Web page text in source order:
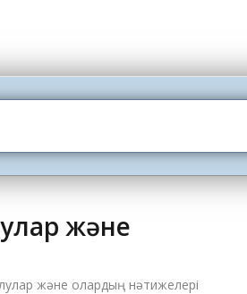
және
және олардың нәтижелері